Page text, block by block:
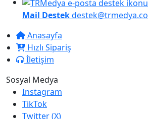
Mail Destekdestek@trmedya.co
Anasayfa
Hızlı Sipariş
İletişim
Sosyal Medya
Instagram
TikTok
Twitter (X)